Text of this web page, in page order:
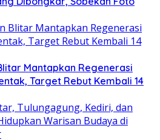
Mantapkan Regenerasi
Target Rebut Kembali 14